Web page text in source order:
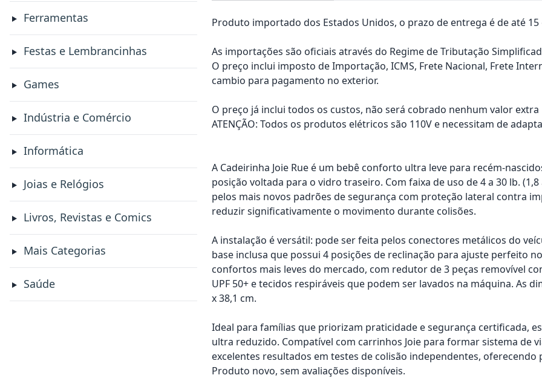
Ferramentas
Festas e Lembrancinhas
Games
Indústria e Comércio
Informática
Joias e Relógios
Livros, Revistas e Comics
Mais Categorias
Saúde
Produto importado dos Estados Unidos, o prazo de entrega é de até 15
As importações são oficiais através do Regime de Tributação
O preço inclui imposto de Importação, ICMS, Frete Nacional, Frete
cambio para pagamento no exterior.
O preço já inclui todos os custos, não será cobrado nenhum valor
ATENÇÃO: Todos os produtos elétricos são 110V e necessitam de
A Cadeirinha Joie Rue é um bebê conforto ultra leve para recém-
posição voltada para o vidro traseiro. Com faixa de uso de 4 a 30 lb.
pelos mais novos padrões de segurança com proteção lateral contra
reduzir significativamente o movimento durante colisões.
A instalação é versátil: pode ser feita pelos conectores metálicos do
base inclusa que possui 4 posições de reclinação para ajuste perfeito
confortos mais leves do mercado, com redutor de 3 peças removível
UPF 50+ e tecidos respiráveis que podem ser lavados na máquina. As
x 38,1 cm.
Ideal para famílias que priorizam praticidade e segurança certificada,
ultra reduzido. Compatível com carrinhos Joie para formar sistema de
excelentes resultados em testes de colisão independentes,
Produto novo, sem avaliações disponíveis.